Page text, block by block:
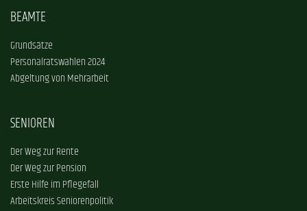
BEAMTE
Grundsätze
Personalratswahlen 2024
Abgeltung von Mehrarbeit
SENIOREN
Der Weg zur Rente
Der Weg zur Pension
Erste Hilfe im Pflegefall
Arbeitskreis Seniorenpolitik